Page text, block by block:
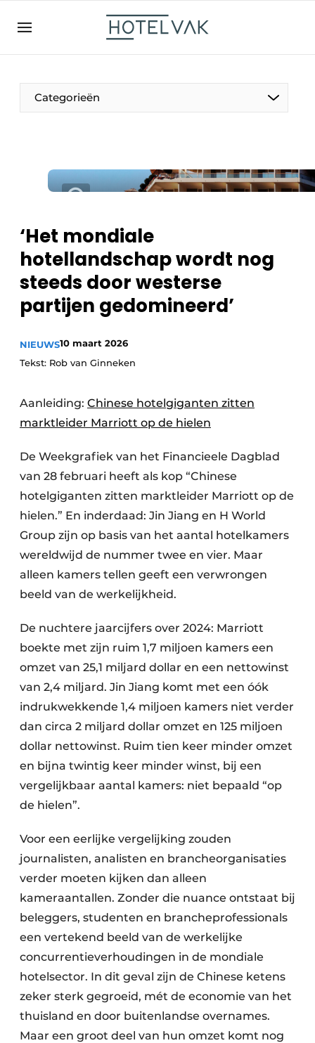
EN
NL
EN
FR
Categorieën
De Pen
Projecten
HR & Personeel
‘Het mondiale
hotellandschap wordt nog
steeds door westerse
partijen gedomineerd’
NIEUWS10 maart 2026
Tekst: Rob van Ginneken
Aanleiding: Chinese hotelgiganten zitten
marktleider Marriott op de hielen
De Weekgrafiek van het Financieele Dagblad
van 28 februari heeft als kop “Chinese
hotelgiganten zitten marktleider Marriott op de
hielen.” En inderdaad: Jin Jiang en H World
Group zijn op basis van het aantal hotelkamers
wereldwijd de nummer twee en vier. Maar
alleen kamers tellen geeft een verwrongen
beeld van de werkelijkheid.
De nuchtere jaarcijfers over 2024: Marriott
boekte met zijn ruim 1,7 miljoen kamers een
omzet van 25,1 miljard dollar en een nettowinst
van 2,4 miljard. Jin Jiang komt met een óók
indrukwekkende 1,4 miljoen kamers niet verder
dan circa 2 miljard dollar omzet en 125 miljoen
dollar nettowinst. Ruim tien keer minder omzet
en bijna twintig keer minder winst, bij een
vergelijkbaar aantal kamers: niet bepaald “op
de hielen”.
Voor een eerlijke vergelijking zouden
journalisten, analisten en brancheorganisaties
verder moeten kijken dan alleen
kameraantallen. Zonder die nuance ontstaat bij
beleggers, studenten en brancheprofessionals
een vertekend beeld van de werkelijke
concurrentieverhoudingen in de mondiale
hotelsector. In dit geval zijn de Chinese ketens
zeker sterk gegroeid, mét de economie van het
thuisland en door buitenlandse overnames.
Maar een groot deel van hun omzet komt nog